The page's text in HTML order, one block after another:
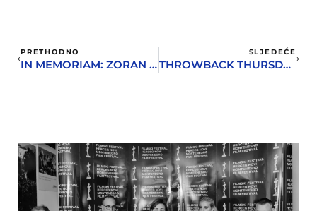
PRETHODNO
IN MEMORIAM: ZORAN ŽIVKOVIĆ
SLJEDEĆE
THROWBACK THURSDAY: NESSUNO U PIVNICI